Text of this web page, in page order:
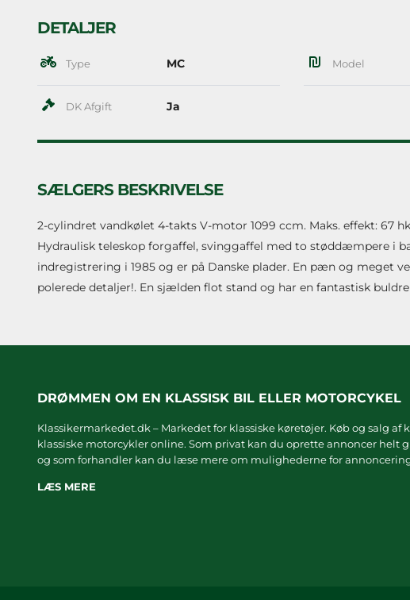
DETALJER
Type MC Model
DK Afgift Ja
SÆLGERS BESKRIVELSE
2-cylindret vandkølet 4-takts V-motor 1099 ccm. Maks. effekt: 67
Hydraulisk teleskop forgaffel, svinggaffel med to støddæmpere i
indregistrering i 1985 og er på Danske plader. En pæn og meget
polerede detaljer!. En sjælden flot stand og har en fantastisk
DRØMMEN OM EN KLASSISK BIL ELLER MOTORCYKEL
Klassikermarkedet.dk – Markedet for klassiske køretøjer. Køb og salg af
klassiske motorcykler online. Som privat kan du oprette annoncer helt
og som forhandler kan du læse mere om mulighederne for
LÆS MERE